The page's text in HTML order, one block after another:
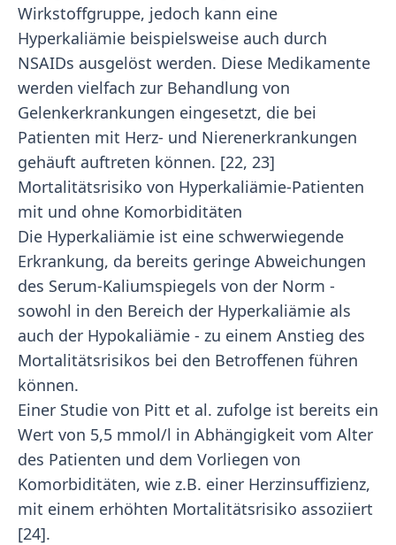
Wirkstoffgruppe, jedoch kann eine
Hyperkaliämie beispielsweise auch durch
NSAIDs ausgelöst werden. Diese Medikamente
werden vielfach zur Behandlung von
Gelenkerkrankungen eingesetzt, die bei
Patienten mit Herz- und Nierenerkrankungen
gehäuft auftreten können. [22, 23]
Mortalitätsrisiko von Hyperkaliämie-Patienten
mit und ohne Komorbiditäten
Die Hyperkaliämie ist eine schwerwiegende
Erkrankung, da bereits geringe Abweichungen
des Serum-Kaliumspiegels von der Norm -
sowohl in den Bereich der Hyperkaliämie als
auch der Hypokaliämie - zu einem Anstieg des
Mortalitätsrisikos bei den Betroffenen führen
können.
Einer Studie von Pitt et al. zufolge ist bereits ein
Wert von 5,5 mmol/l in Abhängigkeit vom Alter
des Patienten und dem Vorliegen von
Komorbiditäten, wie z.B. einer Herzinsuffizienz,
mit einem erhöhten Mortalitätsrisiko assoziiert
[24].